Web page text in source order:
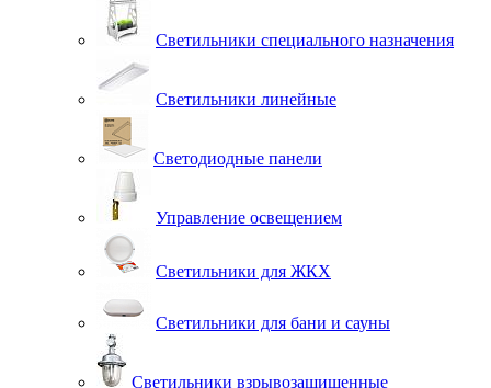
Светильники специального назначения
Светильники линейные
Светодиодные панели
Управление освещением
Светильники для ЖКХ
Светильники для бани и сауны
Светильники взрывозащищенные